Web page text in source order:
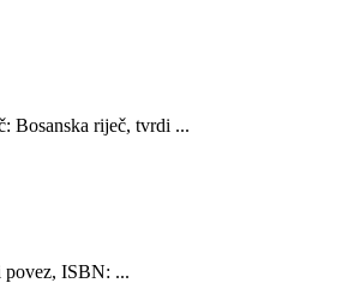
Bosanska riječ, tvrdi ...
povez, ISBN: ...